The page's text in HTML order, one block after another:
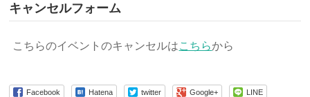
キャンセルフォーム
こちらのイベントのキャンセルはこちらから
Facebook Hatena twitter Google+ LINE